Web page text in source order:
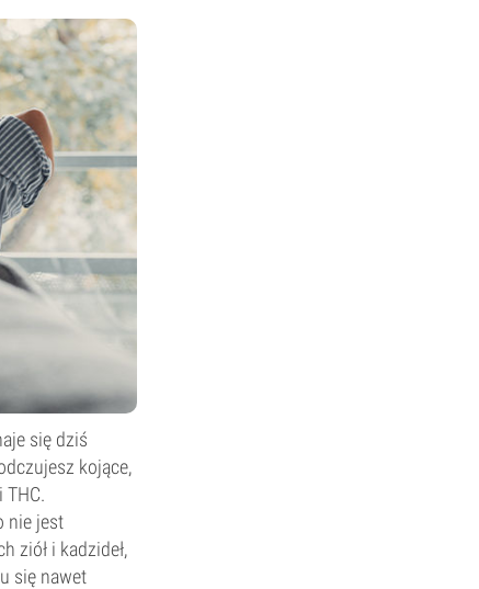
się dziś
kojące,
nie jest
ziół i kadzideł,
się nawet